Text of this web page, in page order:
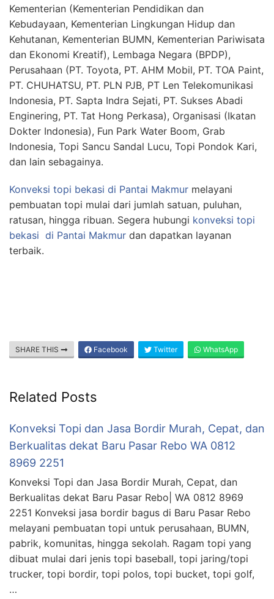
Kementerian (Kementerian Pendidikan dan
Kebudayaan, Kementerian Lingkungan Hidup dan
Kehutanan, Kementerian BUMN, Kementerian Pariwisata
dan Ekonomi Kreatif), Lembaga Negara (BPDP),
Perusahaan (PT. Toyota, PT. AHM Mobil, PT. TOA Paint,
PT. CHUHATSU, PT. PLN PJB, PT Len Telekomunikasi
Indonesia, PT. Sapta Indra Sejati, PT. Sukses Abadi
Enginering, PT. Tat Hong Perkasa), Organisasi (Ikatan
Dokter Indonesia), Fun Park Water Boom, Grab
Indonesia, Topi Sancu Sandal Lucu, Topi Pondok Kari,
dan lain sebagainya.
Konveksi topi bekasi di Pantai Makmur melayani
pembuatan topi mulai dari jumlah satuan, puluhan,
ratusan, hingga ribuan. Segera hubungi konveksi topi
bekasi di Pantai Makmur dan dapatkan layanan
terbaik.
SHARE THIS Facebook Twitter WhatsApp
Related Posts
Konveksi Topi dan Jasa Bordir Murah, Cepat, dan
Berkualitas dekat Baru Pasar Rebo WA 0812
8969 2251
Konveksi Topi dan Jasa Bordir Murah, Cepat, dan
Berkualitas dekat Baru Pasar Rebo| WA 0812 8969
2251 Konveksi jasa bordir bagus di Baru Pasar Rebo
melayani pembuatan topi untuk perusahaan, BUMN,
pabrik, komunitas, hingga sekolah. Ragam topi yang
dibuat mulai dari jenis topi baseball, topi jaring/topi
trucker, topi bordir, topi polos, topi bucket, topi golf,
…